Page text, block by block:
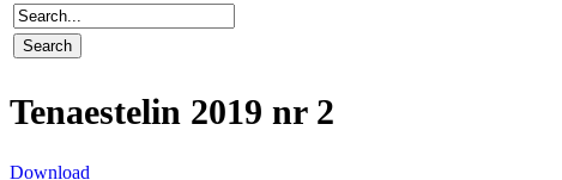
Tenaestelin 2019 nr 2
Download